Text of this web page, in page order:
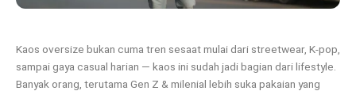
Kaos oversize bukan cuma tren sesaat mulai dari streetwear, K-pop,
sampai gaya casual harian — kaos ini sudah jadi bagian dari lifestyle.
Banyak orang, terutama Gen Z & milenial lebih suka pakaian yang